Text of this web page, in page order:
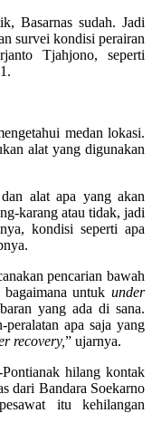
Basarnas sudah. Jadi
survei kondisi perairan
Tjahjono, seperti
medan lokasi.
alat yang digunakan
alat apa yang akan
karang atau tidak, jadi
kondisi seperti apa
pencarian bawah
untuk under
yang ada di sana.
apa saja yang
recovery,” ujarnya.
hilang kontak
dari Bandara Soekarno
itu kehilangan